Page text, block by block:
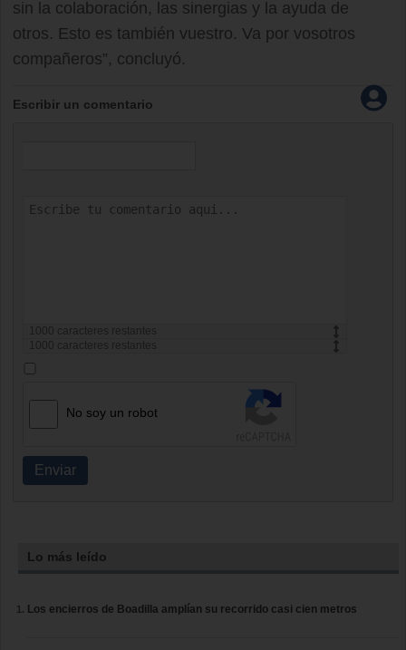
sin la colaboración, las sinergias y la ayuda de
otros. Esto es también vuestro. Va por vosotros
compañeros”, concluyó.
Escribir un comentario
caracteres restantes
caracteres restantes
No soy un robot
Enviar
Lo más leído
Los encierros de Boadilla amplían su recorrido casi cien metros